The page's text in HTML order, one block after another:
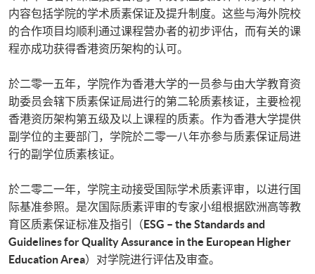
内容包括学院的学术质素保证及提升制度。这些与海外院校
的合作项目均顺利通过课程营办者的初步评估，而有关的课
程亦成功获得香港资历架构的认可。
於二零一五年，学院作为香港大学的一员参与由大学教育资
助委员会辖下质素保证局进行的第二轮质素核证，主要检视
香港资历架构第五级及以上课程的质素。作为香港大学提供
副学位的主要部门，学院於二零一八年亦参与质素保证局进
行的副学位质素核证。
於二零二一年，学院主动接受国际学术质素评审，以进行国
际基准参照。是次国际质素评审的专家小组根据欧洲高等教
育区质素保证标准及指引（ESG – the Standards and
Guidelines for Quality Assurance in the European Higher
Education Area）对学院进行评估及审查。